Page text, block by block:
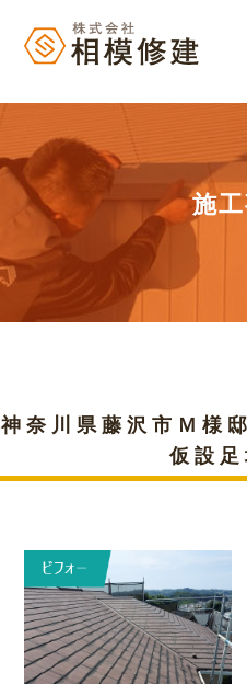
施工
神奈川県藤沢市Ｍ様
仮設